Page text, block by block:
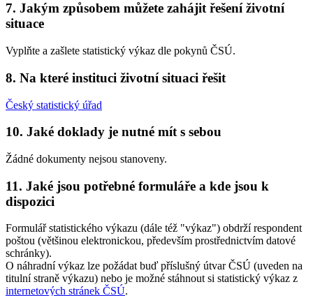
7. Jakým způsobem můžete zahájit řešení životní
situace
Vyplňte a zašlete statistický výkaz dle pokynů ČSÚ.
8. Na které instituci životní situaci řešit
Český statistický úřad
10. Jaké doklady je nutné mít s sebou
Žádné dokumenty nejsou stanoveny.
11. Jaké jsou potřebné formuláře a kde jsou k
dispozici
Formulář statistického výkazu (dále též "výkaz") obdrží respondent
poštou (většinou elektronickou, především prostřednictvím datové
schránky).
O náhradní výkaz lze požádat buď příslušný útvar ČSÚ (uveden na
titulní straně výkazu) nebo je možné stáhnout si statistický výkaz z
internetových stránek ČSÚ.